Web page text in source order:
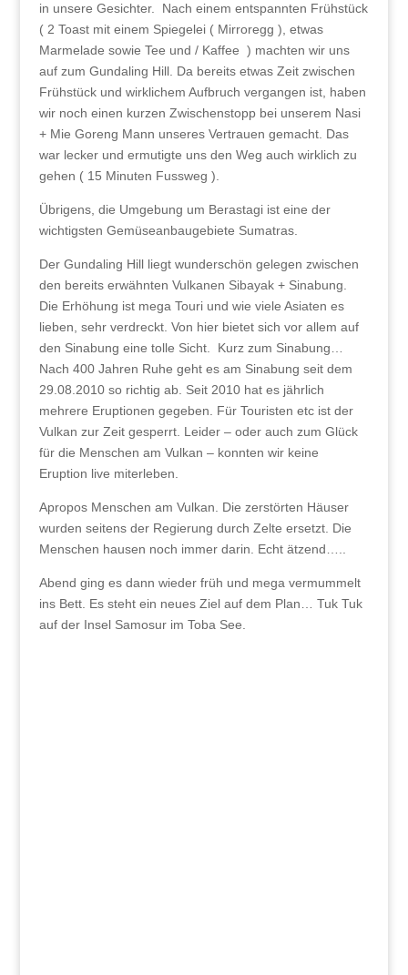
in unsere Gesichter. Nach einem entspannten Frühstück
( 2 Toast mit einem Spiegelei ( Mirroregg ), etwas
Marmelade sowie Tee und / Kaffee ) machten wir uns
auf zum Gundaling Hill. Da bereits etwas Zeit zwischen
Frühstück und wirklichem Aufbruch vergangen ist, haben
wir noch einen kurzen Zwischenstopp bei unserem Nasi
+ Mie Goreng Mann unseres Vertrauen gemacht. Das
war lecker und ermutigte uns den Weg auch wirklich zu
gehen ( 15 Minuten Fussweg ).
Übrigens, die Umgebung um Berastagi ist eine der
wichtigsten Gemüseanbaugebiete Sumatras.
Der Gundaling Hill liegt wunderschön gelegen zwischen
den bereits erwähnten Vulkanen Sibayak + Sinabung.
Die Erhöhung ist mega Touri und wie viele Asiaten es
lieben, sehr verdreckt. Von hier bietet sich vor allem auf
den Sinabung eine tolle Sicht. Kurz zum Sinabung…
Nach 400 Jahren Ruhe geht es am Sinabung seit dem
29.08.2010 so richtig ab. Seit 2010 hat es jährlich
mehrere Eruptionen gegeben. Für Touristen etc ist der
Vulkan zur Zeit gesperrt. Leider – oder auch zum Glück
für die Menschen am Vulkan – konnten wir keine
Eruption live miterleben.
Apropos Menschen am Vulkan. Die zerstörten Häuser
wurden seitens der Regierung durch Zelte ersetzt. Die
Menschen hausen noch immer darin. Echt ätzend…..
Abend ging es dann wieder früh und mega vermummelt
ins Bett. Es steht ein neues Ziel auf dem Plan… Tuk Tuk
auf der Insel Samosur im Toba See.